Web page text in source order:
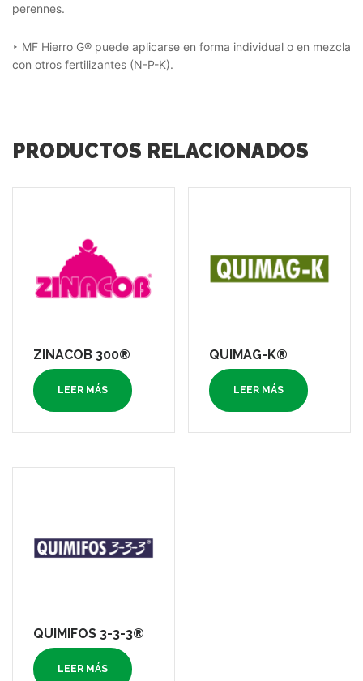
perennes.
‣ MF Hierro G® puede aplicarse en forma individual o en mezcla
con otros fertilizantes (N-P-K).
PRODUCTOS RELACIONADOS
ZINACOB 300®
LEER MÁS
QUIMAG-K®
LEER MÁS
QUIMIFOS 3-3-3®
LEER MÁS